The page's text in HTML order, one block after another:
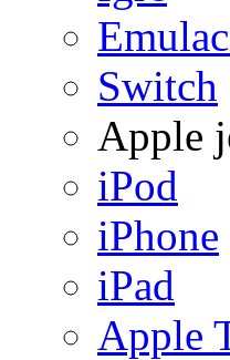
Switch
Apple
iPod
iPhone
iPad
Apple